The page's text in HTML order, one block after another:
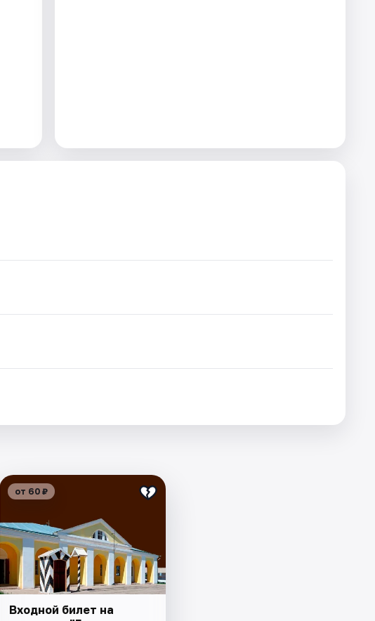
от 60 ₽
Входной билет на